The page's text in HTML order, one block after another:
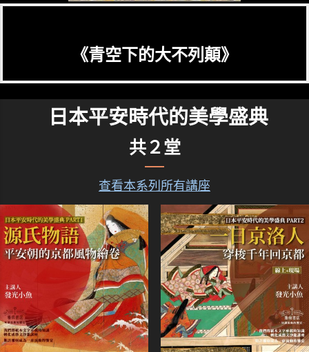
《青空下的大不列顛》
日本平安時代的美學盛典
共２堂
查看本系列所有講座